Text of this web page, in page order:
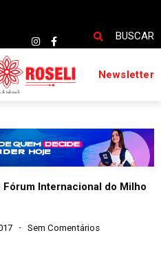
BUSCAR
Newsletter
Internacional do Milho
Sem Comentários